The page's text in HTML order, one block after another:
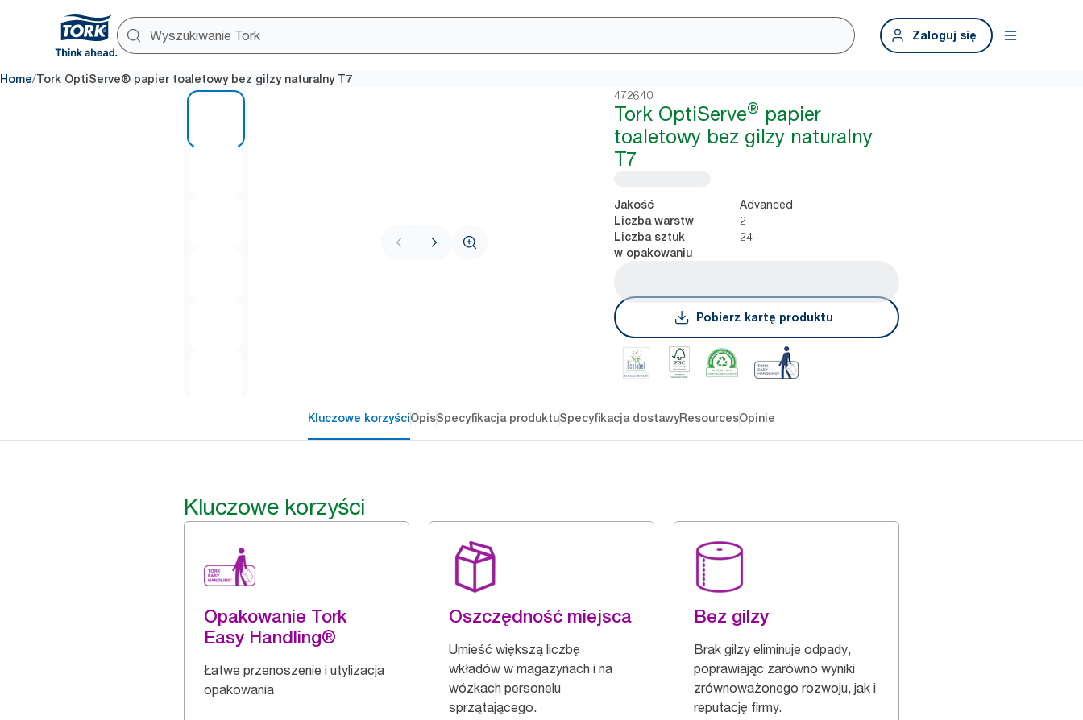
Zaloguj się
Home/Tork OptiServe® papier toaletowy bez gilzy naturalny T7
472640
Tork OptiServe® papier
toaletowy bez gilzy naturalny
T7
Jakość Advanced
Liczba warstw 2
Liczba sztuk
w opakowaniu
24
Pobierz kartę produktu
Kluczowe korzyściOpisSpecyfikacja produktuSpecyfikacja dostawyResourcesOpinie
Kluczowe korzyści
Opakowanie Tork
Easy Handling®
Łatwe przenoszenie i utylizacja
opakowania
Oszczędność miejsca
Umieść większą liczbę
wkładów w magazynach i na
wózkach personelu
sprzątającego.
Bez gilzy
Brak gilzy eliminuje odpady,
poprawiając zarówno wyniki
zrównoważonego rozwoju, jak i
reputację firmy.